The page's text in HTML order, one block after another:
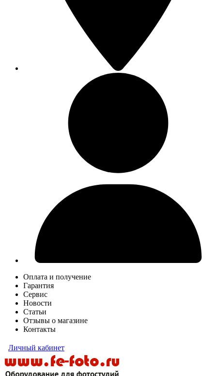
Оплата и получение
Гарантия
Сервис
Новости
Статьи
Отзывы о магазине
Контакты
Личный кабинет